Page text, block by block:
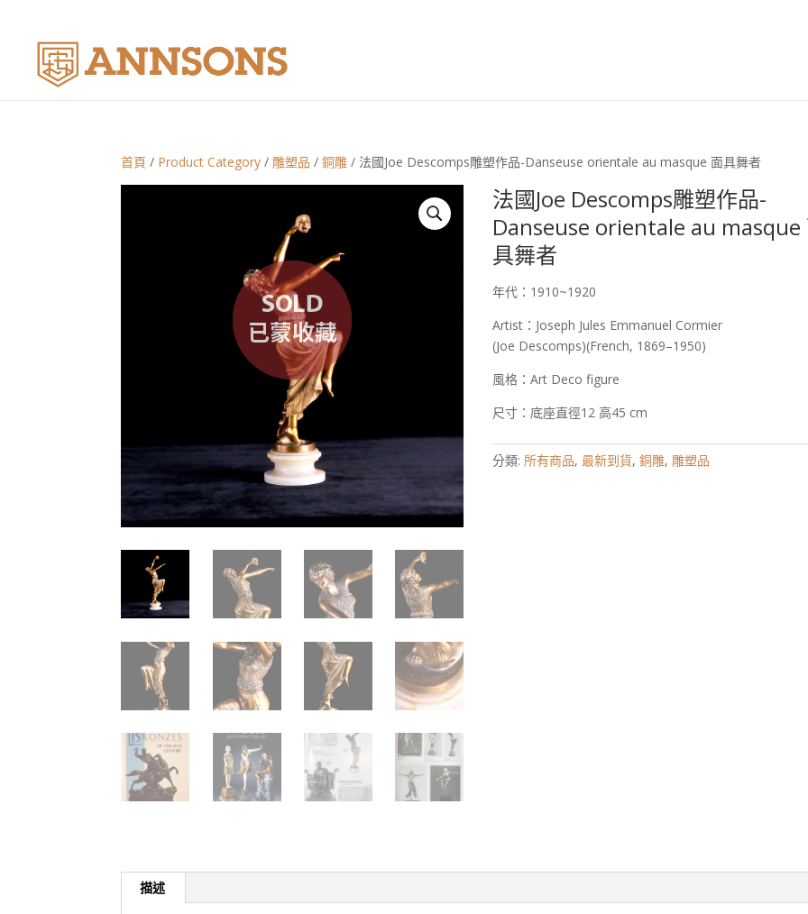
首頁 / Product Category / 雕塑品 /銅雕 / 法國Joe Descomps雕塑作品-Danseuse orientale au masque 面具舞者
法國Joe Descomps雕塑作品-
Danseuse orientale au masque
具舞者
年代：1910~1920
Artist：Joseph Jules Emmanuel Cormier
(Joe Descomps)(French, 1869–1950)
風格：Art Deco figure
尺寸：底座直徑12 高45 cm
分類: 所有商品,最新到貨,銅雕, 雕塑品
描述